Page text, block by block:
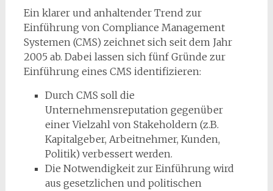
Ein klarer und anhaltender Trend zur
Einführung von Compliance Management
Systemen (CMS) zeichnet sich seit dem Jahr
2005 ab. Dabei lassen sich fünf Gründe zur
Einführung eines CMS identifizieren:
Durch CMS soll die
Unternehmensreputation gegenüber
einer Vielzahl von Stakeholdern (z.B.
Kapitalgeber, Arbeitnehmer, Kunden,
Politik) verbessert werden.
Die Notwendigkeit zur Einführung wird
aus gesetzlichen und politischen